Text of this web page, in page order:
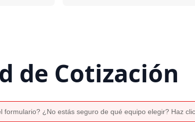
de Cotización
formulario? ¿No estás seguro de qué equipo elegir? Haz